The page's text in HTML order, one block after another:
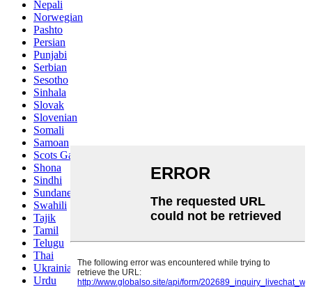
Nepali
Norwegian
Pashto
Persian
Punjabi
Serbian
Sesotho
Sinhala
Slovak
Slovenian
Somali
Samoan
Scots Gaelic
Shona
Sindhi
Sundanese
Swahili
Tajik
Tamil
Telugu
Thai
Ukrainian
Urdu